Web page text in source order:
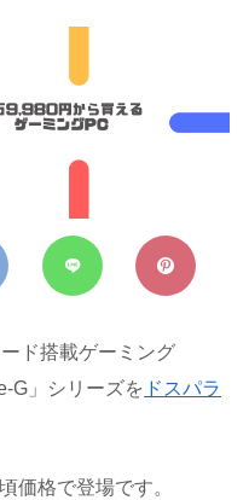
ド搭載ゲーミング
G」シリーズを ドスパラ
価格で登場です。